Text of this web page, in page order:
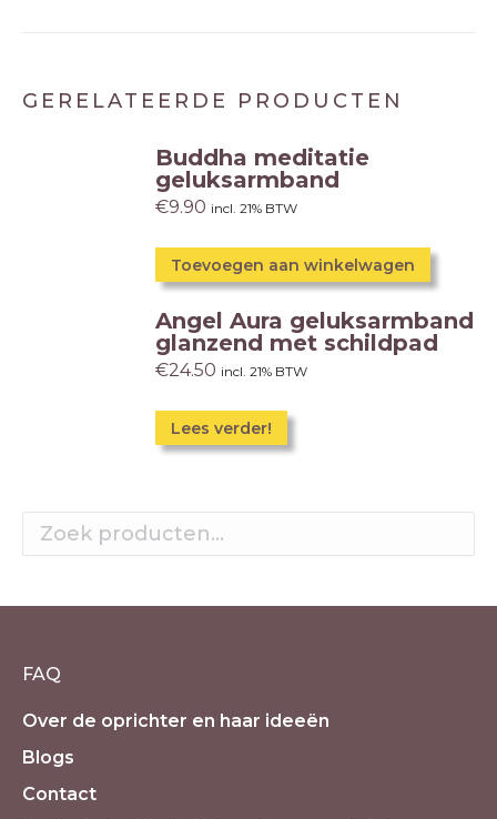
GERELATEERDE PRODUCTEN
Buddha meditatie
geluksarmband
€9.90 incl. 21% BTW
Toevoegen aan winkelwagen
Angel Aura geluksarmband
glanzend met schildpad
€24.50 incl. 21% BTW
Lees verder!
FAQ
Over de oprichter en haar ideeën
Blogs
Contact